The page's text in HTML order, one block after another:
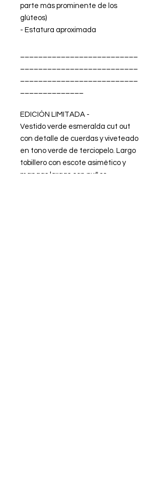
parte más prominente de los
glúteos)
- Estatura aproximada
EDICIÓN LIMITADA -
Vestido verde esmeralda cut out
con detalle de cuerdas y viveteado
en tono verde de terciopelo. Largo
tobillero con escote asimético y
mangas largas con puños